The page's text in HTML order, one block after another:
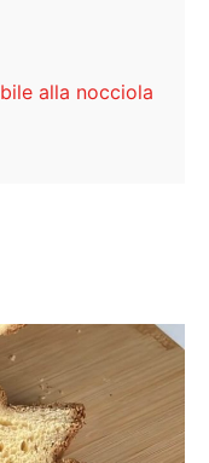
alla nocciola